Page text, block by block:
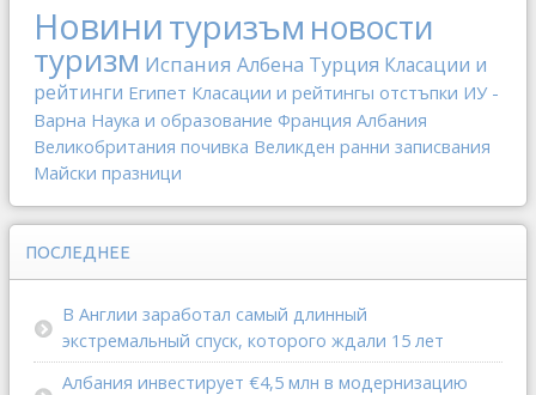
Новинитуризъм новости
туризм Испания Албена Турция Класации и
рейтинги Египет Класации и рейтингы отстъпки ИУ -
Варна Наука и образование Франция Албания
Великобритания почивка Великден ранни записвания
Майски празници
ПОСЛЕДНЕЕ
В Англии заработал самый длинный
экстремальный спуск, которого ждали 15 лет
Албания инвестирует €4,5 млн в модернизацию